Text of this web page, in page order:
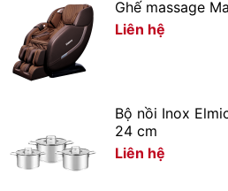
Ghế massage
Liên hệ
Bộ nồi Inox
24 cm
Liên hệ